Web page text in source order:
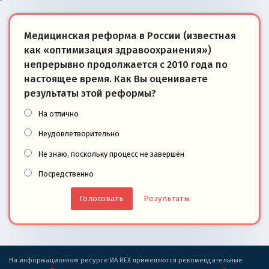
Медицинская реформа в России (известная
как «оптимизация здравоохранения»)
непрерывно продолжается с 2010 года по
настоящее время. Как Вы оцениваете
результаты этой реформы?
На отлично
Неудовлетворительно
Не знаю, поскольку процесс не завершён
Посредственно
Результаты
На информационном ресурсе ИА REX применяются рекомендательные